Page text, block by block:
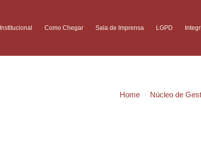
Institucional Como Chegar Sala de Imprensa LGPD
Home Núcleo de